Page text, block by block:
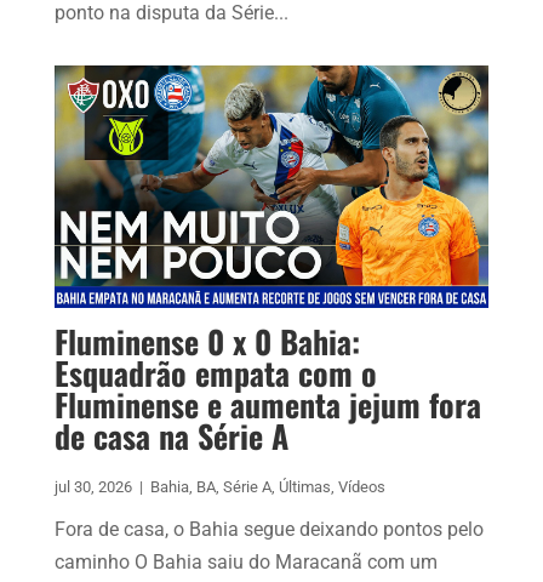
ponto na disputa da Série...
Fluminense 0 x 0 Bahia:
Esquadrão empata com o
Fluminense e aumenta jejum fora
de casa na Série A
jul 30, 2026 | Bahia, BA, Série A, Últimas, Vídeos
Fora de casa, o Bahia segue deixando pontos pelo
caminho O Bahia saiu do Maracanã com um